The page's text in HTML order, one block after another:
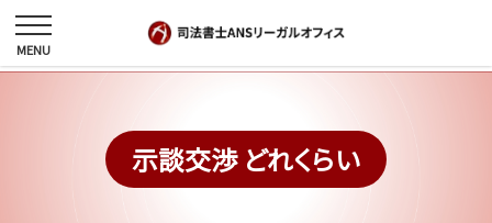
示談交渉 どれくらい